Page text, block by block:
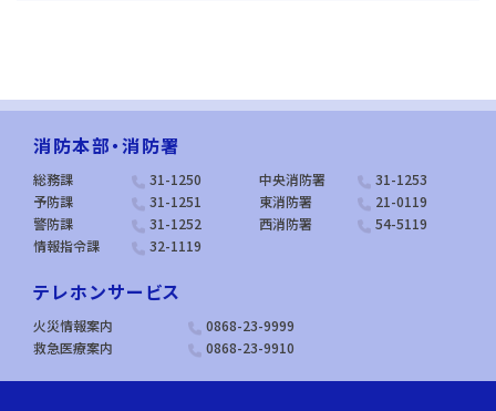
消防本部・消防署
総務課 31-1250 中央消防署
31-1253
予防課
31-1251 東消防署
21-0119
警防課
31-1252 西消防署
54-5119
情報指令課
32-1119
テレホンサービス
火災情報案内
0868-23-9999
救急医療案内
0868-23-9910